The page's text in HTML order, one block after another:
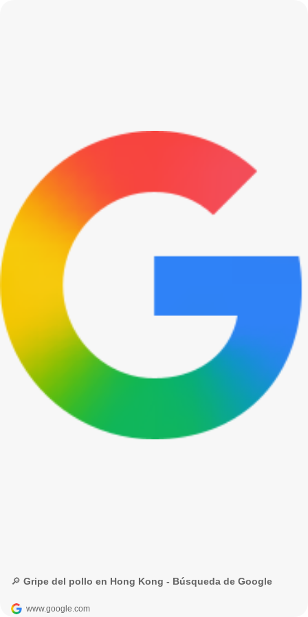
🔎 Gripe del pollo en Hong Kong - Búsqueda de Google
www.google.com